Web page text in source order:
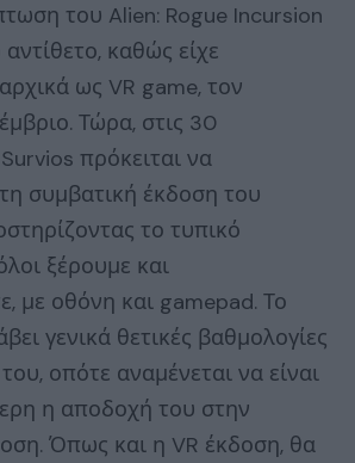
του Alien: Rogue Incursion
καθώς είχε
ως VR game, τον
Τώρα, στις 30
πρόκειται να
συμβατική έκδοση του
το τυπικό
ξέρουμε και
με οθόνη και gamepad. Το
γενικά θετικές βαθμολογίες
οπότε αναμένεται να είναι
η αποδοχή του στην
Όπως και η VR έκδοση, θα